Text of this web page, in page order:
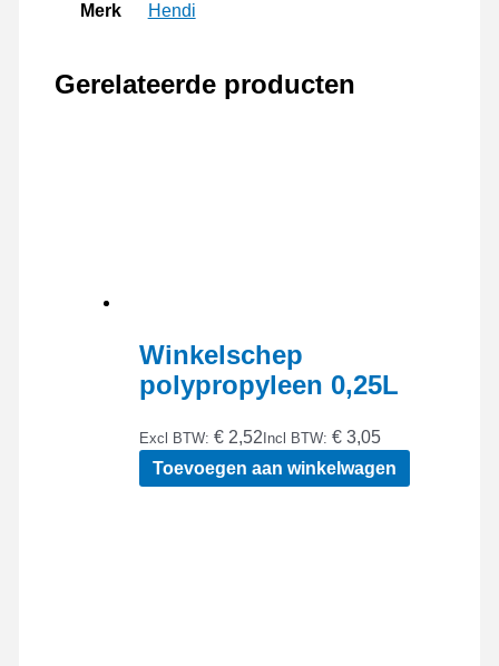
Merk Hendi
Gerelateerde producten
Winkelschep
polypropyleen 0,25L
Excl BTW: € 2,52 Incl BTW: € 3,05
Toevoegen aan winkelwagen